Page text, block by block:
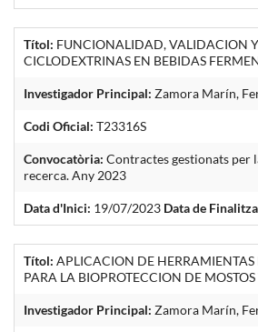
Títol: FUNCIONALIDAD, VALIDACION
CICLODEXTRINAS EN BEBIDAS
Investigador Principal: Zamora Marín,
Codi Oficial: T23316S
Convocatòria: Contractes gestionats per
recerca. Any 2023
Data d'Inici: 19/07/2023 Data de
Títol: APLICACION DE HERRAMIENTAS
PARA LA BIOPROTECCION DE
Investigador Principal: Zamora Marín,